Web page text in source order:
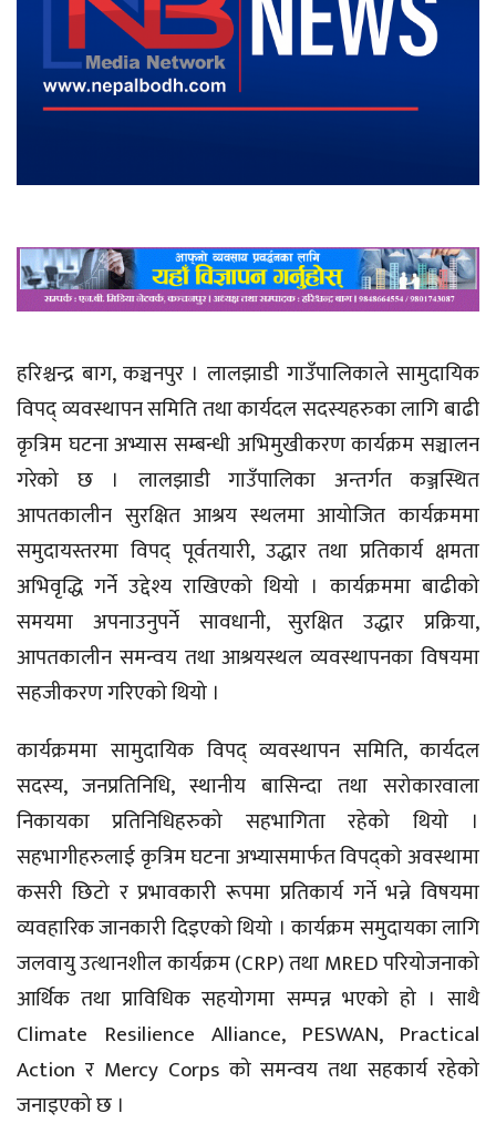
हरिश्चन्द्र बाग, कञ्चनपुर । लालझाडी गाउँपालिकाले सामुदायिक
विपद् व्यवस्थापन समिति तथा कार्यदल सदस्यहरुका लागि बाढी
कृत्रिम घटना अभ्यास सम्बन्धी अभिमुखीकरण कार्यक्रम सञ्चालन
गरेको छ । लालझाडी गाउँपालिका अन्तर्गत कञ्जस्थित
आपतकालीन सुरक्षित आश्रय स्थलमा आयोजित कार्यक्रममा
समुदायस्तरमा विपद् पूर्वतयारी, उद्धार तथा प्रतिकार्य क्षमता
अभिवृद्धि गर्ने उद्देश्य राखिएको थियो । कार्यक्रममा बाढीको
समयमा अपनाउनुपर्ने सावधानी, सुरक्षित उद्धार प्रक्रिया,
आपतकालीन समन्वय तथा आश्रयस्थल व्यवस्थापनका विषयमा
सहजीकरण गरिएको थियो ।
कार्यक्रममा सामुदायिक विपद् व्यवस्थापन समिति, कार्यदल
सदस्य, जनप्रतिनिधि, स्थानीय बासिन्दा तथा सरोकारवाला
निकायका प्रतिनिधिहरुको सहभागिता रहेको थियो ।
सहभागीहरुलाई कृत्रिम घटना अभ्यासमार्फत विपद्को अवस्थामा
कसरी छिटो र प्रभावकारी रूपमा प्रतिकार्य गर्ने भन्ने विषयमा
व्यवहारिक जानकारी दिइएको थियो । कार्यक्रम समुदायका लागि
जलवायु उत्थानशील कार्यक्रम (CRP) तथा MRED परियोजनाको
आर्थिक तथा प्राविधिक सहयोगमा सम्पन्न भएको हो । साथै
Climate Resilience Alliance, PESWAN, Practical
Action र Mercy Corps को समन्वय तथा सहकार्य रहेको
जनाइएको छ ।